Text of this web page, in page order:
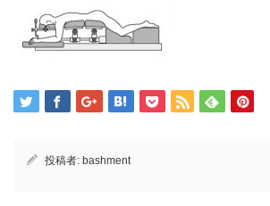
投稿者: bashment